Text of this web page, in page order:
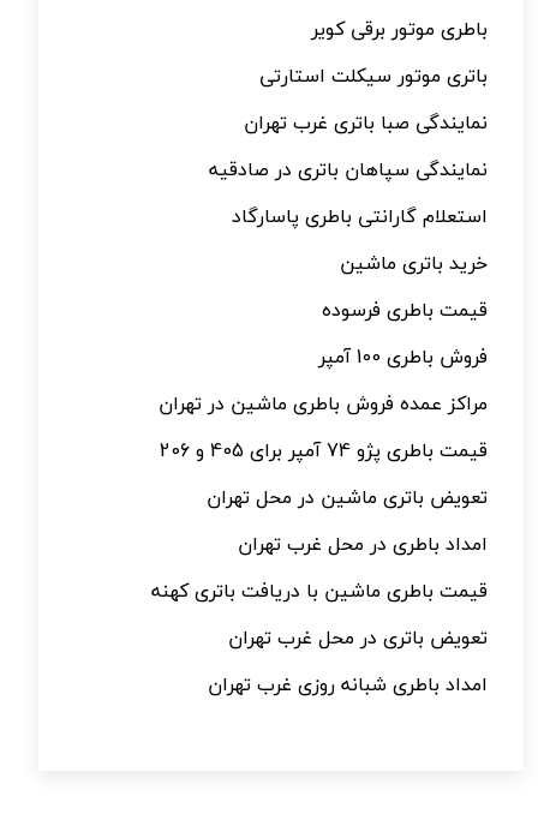
باطری موتور برقی کویر
باتری موتور سیکلت استارتی
نمایندگی صبا باتری غرب تهران
نمایندگی سپاهان باتری در صادقیه
استعلام گارانتی باطری پاسارگاد
خرید باتری ماشین
قیمت باطری فرسوده
فروش باطری 100 آمپر
مراکز عمده فروش باطری ماشین در تهران
قیمت باطری پژو 74 آمپر برای 405 و 206
تعویض باتری ماشین در محل تهران
امداد باطری در محل غرب تهران
قیمت باطری ماشین با دریافت باتری کهنه
تعویض باتری در محل غرب تهران
امداد باطری شبانه روزی غرب تهران